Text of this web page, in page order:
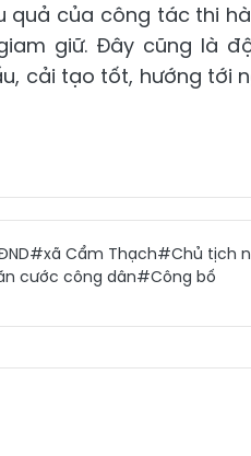
quả của công tác thi
giữ. Đây cũng là
cải tạo tốt, hướng tới
#xã Cẩm Thạch#Chủ tịch
cước công dân#Công bố